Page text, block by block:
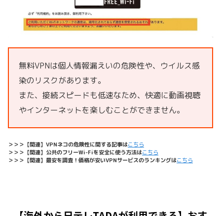
無料VPNは個人情報漏えいの危険性や、ウイルス感
染のリスクがあります。
また、接続スピードも低速なため、快適に動画視聴
やインターネットを楽しむことができません。
＞＞＞【関連】VPNネコの危険性に関する記事はこちら
＞＞＞【関連】公共のフリーWi-Fiを安全に使う方法はこちら
＞＞＞【関連】最安を調査！価格が安いVPNサービスのランキングはこちら